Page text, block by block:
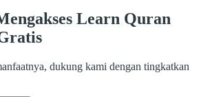
Learn Quran
dukung kami dengan tingkatkan